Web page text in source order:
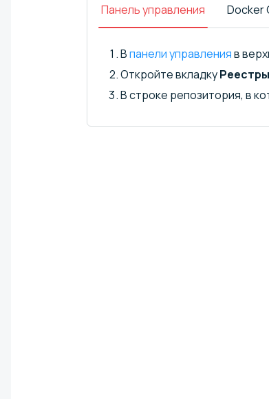
Панель управления Docker
Впанели управленияв
Откройте вкладкуРеестры
В строке репозитория, в